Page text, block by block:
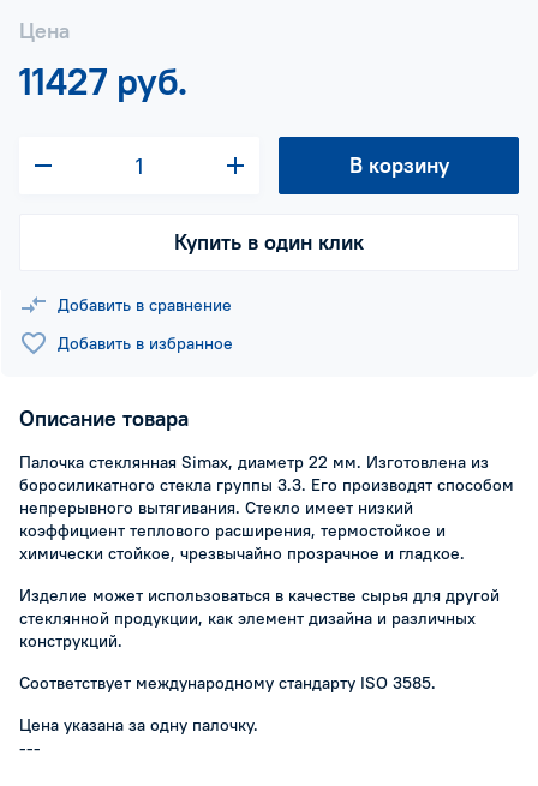
Цена
11427 руб.
В корзину
Купить в один клик
Добавить в сравнение
Добавить в избранное
Описание товара
Палочка стеклянная Simax, диаметр 22 мм. Изготовлена из
боросиликатного стекла группы 3.3. Его производят способом
непрерывного вытягивания. Стекло имеет низкий
коэффициент теплового расширения, термостойкое и
химически стойкое, чрезвычайно прозрачное и гладкое.
Изделие может использоваться в качестве сырья для другой
стеклянной продукции, как элемент дизайна и различных
конструкций.
Соответствует международному стандарту ISO 3585.
Цена указана за одну палочку.
---